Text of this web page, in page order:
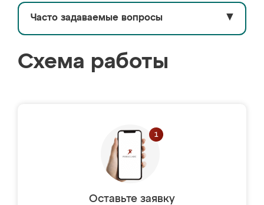
Часто задаваемые вопросы ▼
Схема работы
Оставьте заявку